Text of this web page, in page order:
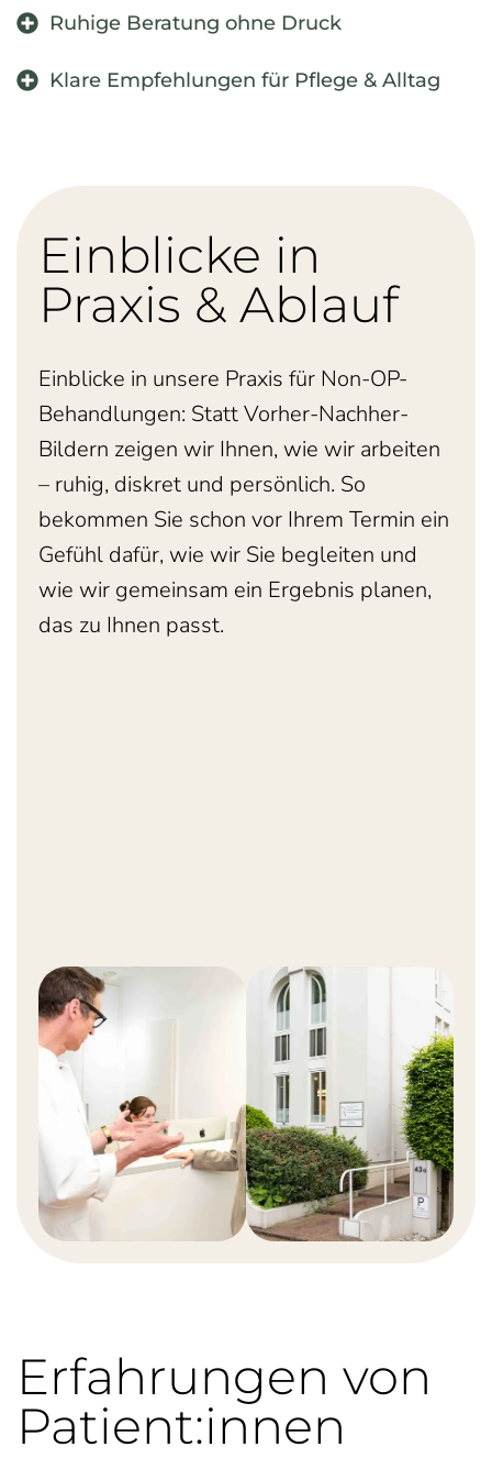
Ruhige Beratung ohne Druck
Klare Empfehlungen für Pflege & Alltag
Einblicke in
Praxis & Ablauf
Einblicke in unsere Praxis für Non-OP-
Behandlungen: Statt Vorher-Nachher-
Bildern zeigen wir Ihnen, wie wir arbeiten
– ruhig, diskret und persönlich. So
bekommen Sie schon vor Ihrem Termin ein
Gefühl dafür, wie wir Sie begleiten und
wie wir gemeinsam ein Ergebnis planen,
das zu Ihnen passt.
Erfahrungen von
Patient:innen